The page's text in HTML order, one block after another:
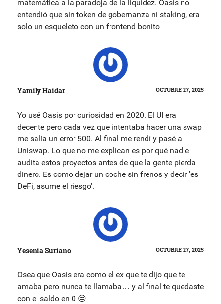
matemática a la paradoja de la liquidez. Oasis no
entendió que sin token de gobernanza ni staking, era
solo un esqueleto con un frontend bonito
Yamily Haidar OCTUBRE 27, 2025
Yo usé Oasis por curiosidad en 2020. El UI era
decente pero cada vez que intentaba hacer una swap
me salía un error 500. Al final me rendí y pasé a
Uniswap. Lo que no me explican es por qué nadie
audita estos proyectos antes de que la gente pierda
dinero. Es como dejar un coche sin frenos y decir 'es
DeFi, asume el riesgo'.
Yesenia Suriano OCTUBRE 27, 2025
Osea que Oasis era como el ex que te dijo que te
amaba pero nunca te llamaba… y al final te quedaste
con el saldo en 0 😒